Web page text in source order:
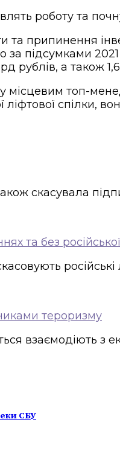
роботу та
припинення
за підсумками
рублів, а також
місцевим топ-
спілки,
скасувала
та без
тероризму
взаємодіють
СБУ